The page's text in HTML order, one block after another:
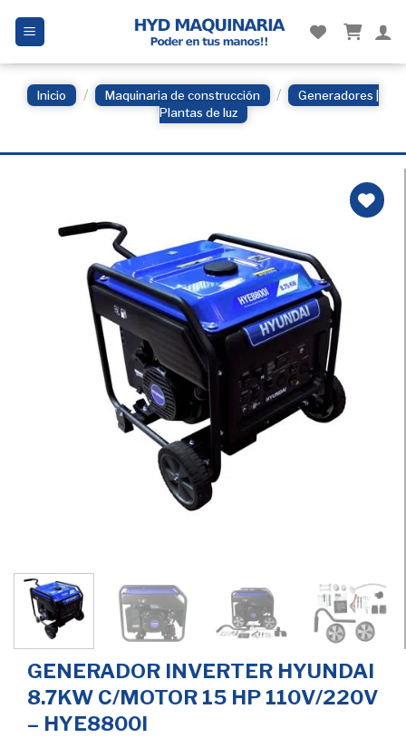
Inicio / Maquinaria de construcción /
Generadores |
Plantas de luz
deseos
GENERADOR INVERTER HYUNDAI
8.7KW C/MOTOR 15 HP 110V/220V
– HYE8800I